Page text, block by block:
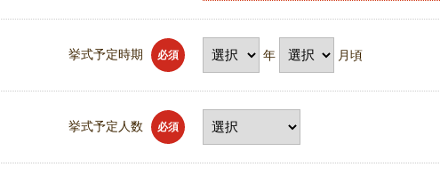
挙式予定時期 必須 年 月頃
挙式予定人数 必須